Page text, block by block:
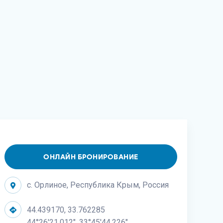
ОНЛАЙН БРОНИРОВАНИЕ
с. Орлиное, Республика Крым, Россия
44.439170, 33.762285